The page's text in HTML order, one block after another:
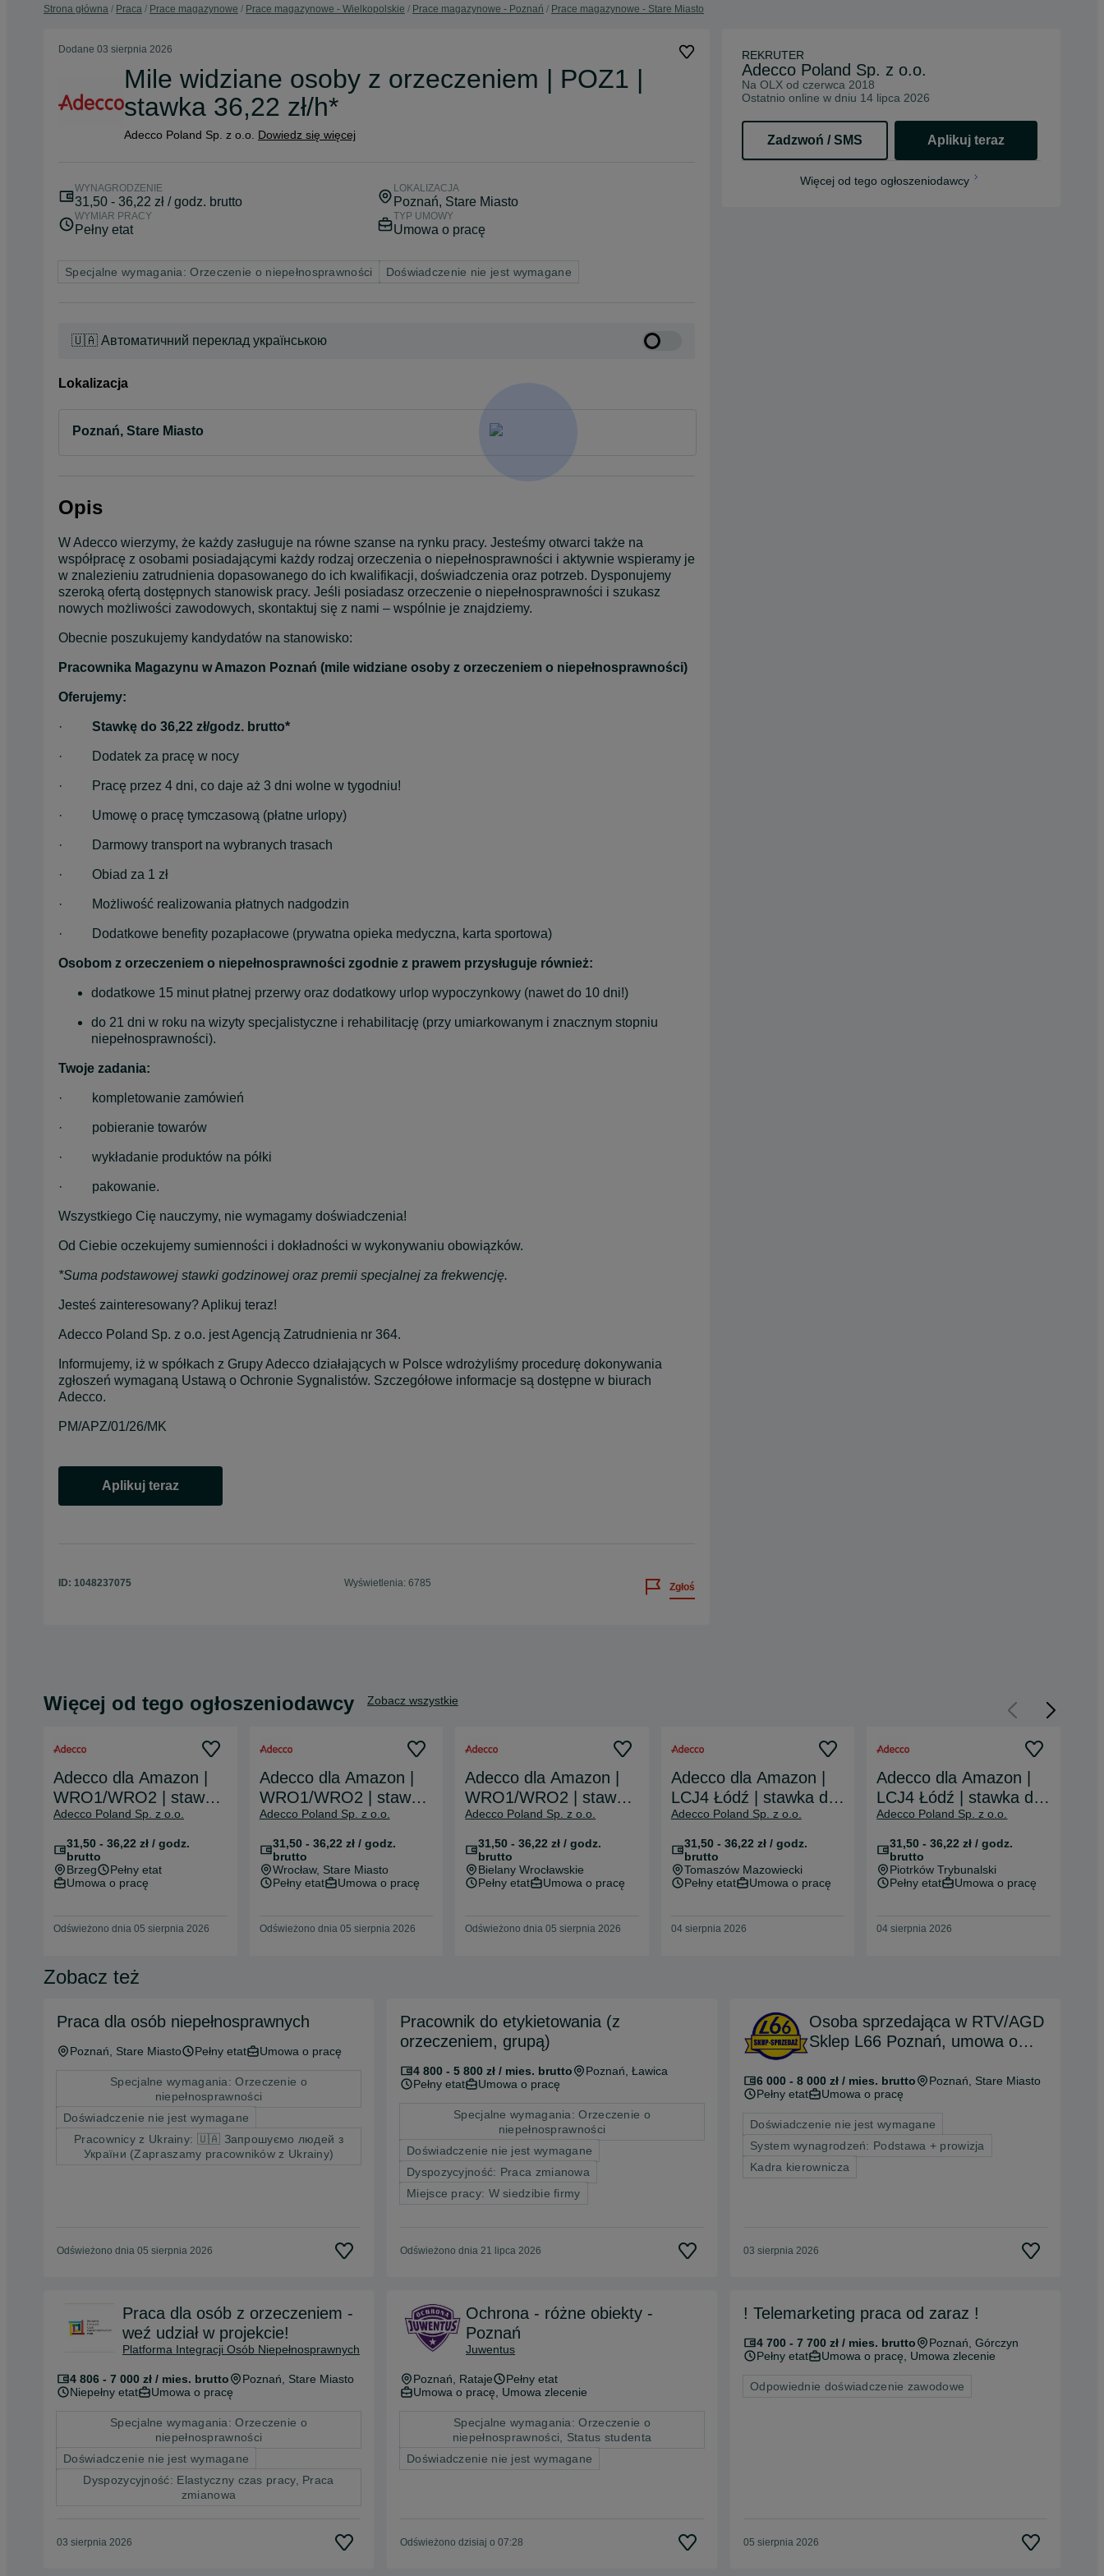
Strona główna Praca Prace magazynowe Prace magazynowe - Wielkopolskie Prace magazynowe - Poznań Prace magazynowe - Stare Miasto
Dodane 03 sierpnia 2026
Mile widziane osoby z orzeczeniem | POZ1 |
stawka 36,22 zł/h*
Adecco Poland Sp. z o.o. Dowiedz się więcej
WYNAGRODZENIE
31,50 - 36,22 zł / godz. brutto
LOKALIZACJA
Poznań, Stare Miasto
WYMIAR PRACY
Pełny etat
TYP UMOWY
Umowa o pracę
Specjalne wymagania: Orzeczenie o niepełnosprawności Doświadczenie nie jest wymagane
🇺🇦 Автоматичний переклад українською
Lokalizacja
Poznań, Stare Miasto
Opis
W Adecco wierzymy, że każdy zasługuje na równe szanse na rynku pracy. Jesteśmy otwarci także na
współpracę z osobami posiadającymi każdy rodzaj orzeczenia o niepełnosprawności i aktywnie wspieramy je
w znalezieniu zatrudnienia dopasowanego do ich kwalifikacji, doświadczenia oraz potrzeb. Dysponujemy
szeroką ofertą dostępnych stanowisk pracy. Jeśli posiadasz orzeczenie o niepełnosprawności i szukasz
nowych możliwości zawodowych, skontaktuj się z nami – wspólnie je znajdziemy.
Obecnie poszukujemy kandydatów na stanowisko:
Pracownika Magazynu w Amazon Poznań (mile widziane osoby z orzeczeniem o niepełnosprawności)
Oferujemy:
· Stawkę do 36,22 zł/godz. brutto*
·         Dodatek za pracę w nocy
·         Pracę przez 4 dni, co daje aż 3 dni wolne w tygodniu!
·         Umowę o pracę tymczasową (płatne urlopy)
·         Darmowy transport na wybranych trasach
·         Obiad za 1 zł
·         Możliwość realizowania płatnych nadgodzin
·         Dodatkowe benefity pozapłacowe (prywatna opieka medyczna, karta sportowa)
Osobom z orzeczeniem o niepełnosprawności zgodnie z prawem przysługuje również:
dodatkowe 15 minut płatnej przerwy oraz dodatkowy urlop wypoczynkowy (nawet do 10 dni!)
do 21 dni w roku na wizyty specjalistyczne i rehabilitację (przy umiarkowanym i znacznym stopniu
niepełnosprawności).
Twoje zadania:
·         kompletowanie zamówień
·         pobieranie towarów
·         wykładanie produktów na półki
·         pakowanie.
Wszystkiego Cię nauczymy, nie wymagamy doświadczenia!
Od Ciebie oczekujemy sumienności i dokładności w wykonywaniu obowiązków.
*Suma podstawowej stawki godzinowej oraz premii specjalnej za frekwencję.
Jesteś zainteresowany? Aplikuj teraz!
Adecco Poland Sp. z o.o. jest Agencją Zatrudnienia nr 364.
Informujemy, iż w spółkach z Grupy Adecco działających w Polsce wdrożyliśmy procedurę dokonywania
zgłoszeń wymaganą Ustawą o Ochronie Sygnalistów. Szczegółowe informacje są dostępne w biurach
Adecco.
PM/APZ/01/26/MK
Aplikuj teraz
opens in a new tab
ID: 1048237075 Wyświetlenia: 6785 Zgłoś
REKRUTER
Adecco Poland Sp. z o.o.
Na OLX od czerwca 2018
Ostatnio online w dniu 14 lipca 2026
Zadzwoń / SMS Aplikuj teraz
opens in a new tab
Więcej od tego ogłoszeniodawcy
Więcej od tego ogłoszeniodawcy Zobacz wszystkie
Adecco dla Amazon |
WRO1/WRO2 | stawka
do 36,22 zł/h brutto*
Adecco Poland Sp. z o.o.
31,50 - 36,22 zł / godz.
brutto
Brzeg
Pełny etat
Umowa o pracę
Odświeżono dnia 05 sierpnia 2026
Adecco dla Amazon |
WRO1/WRO2 | stawka
do 36,22 zł/h brutto*
Adecco Poland Sp. z o.o.
31,50 - 36,22 zł / godz.
brutto
Wrocław, Stare Miasto
Pełny etat
Umowa o pracę
Odświeżono dnia 05 sierpnia 2026
Adecco dla Amazon |
WRO1/WRO2 | stawka
do 36,22 zł/h brutto*
Adecco Poland Sp. z o.o.
31,50 - 36,22 zł / godz.
brutto
Bielany Wrocławskie
Pełny etat
Umowa o pracę
Odświeżono dnia 05 sierpnia 2026
Adecco dla Amazon |
LCJ4 Łódź | stawka do
36,22 zł/h brutto*
Adecco Poland Sp. z o.o.
31,50 - 36,22 zł / godz.
brutto
Tomaszów Mazowiecki
Pełny etat
Umowa o pracę
04 sierpnia 2026
Adecco dla Amazon |
LCJ4 Łódź | stawka do
36,22 zł/h brutto*
Adecco Poland Sp. z o.o.
31,50 - 36,22 zł / godz.
brutto
Piotrków Trybunalski
Pełny etat
Umowa o pracę
04 sierpnia 2026
Zobacz też
Praca dla osób niepełnosprawnych
Poznań, Stare Miasto Pełny etat Umowa o pracę
Specjalne wymagania: Orzeczenie o
niepełnosprawności
Doświadczenie nie jest wymagane
Pracownicy z Ukrainy: 🇺🇦 Запрошуємо людей з
України (Zapraszamy pracowników z Ukrainy)
Odświeżono dnia 05 sierpnia 2026
Pracownik do etykietowania (z
orzeczeniem, grupą)
4 800 - 5 800 zł / mies. brutto Poznań, Ławica
Pełny etat
Umowa o pracę
Specjalne wymagania: Orzeczenie o
niepełnosprawności
Doświadczenie nie jest wymagane
Dyspozycyjność: Praca zmianowa
Miejsce pracy: W siedzibie firmy
Odświeżono dnia 21 lipca 2026
Osoba sprzedająca w RTV/AGD
Sklep L66 Poznań, umowa o
6 000 - 8 000 zł / mies. brutto Poznań, Stare Miasto
Pełny etat
Umowa o pracę
Doświadczenie nie jest wymagane
System wynagrodzeń: Podstawa + prowizja
Kadra kierownicza
03 sierpnia 2026
Praca dla osób z orzeczeniem -
weź udział w projekcie!
Platforma Integracji Osób Niepełnosprawnych
4 806 - 7 000 zł / mies. brutto Poznań, Stare Miasto
Niepełny etat
Umowa o pracę
Specjalne wymagania: Orzeczenie o
niepełnosprawności
Doświadczenie nie jest wymagane
Dyspozycyjność: Elastyczny czas pracy, Praca
zmianowa
03 sierpnia 2026
Ochrona - różne obiekty -
Poznań
Juwentus
Poznań, Rataje
Pełny etat
Umowa o pracę, Umowa zlecenie
Specjalne wymagania: Orzeczenie o
niepełnosprawności, Status studenta
Doświadczenie nie jest wymagane
Odświeżono dzisiaj o 07:28
! Telemarketing praca od zaraz !
4 700 - 7 700 zł / mies. brutto Poznań, Górczyn
Pełny etat
Umowa o pracę, Umowa zlecenie
Odpowiednie doświadczenie zawodowe
05 sierpnia 2026